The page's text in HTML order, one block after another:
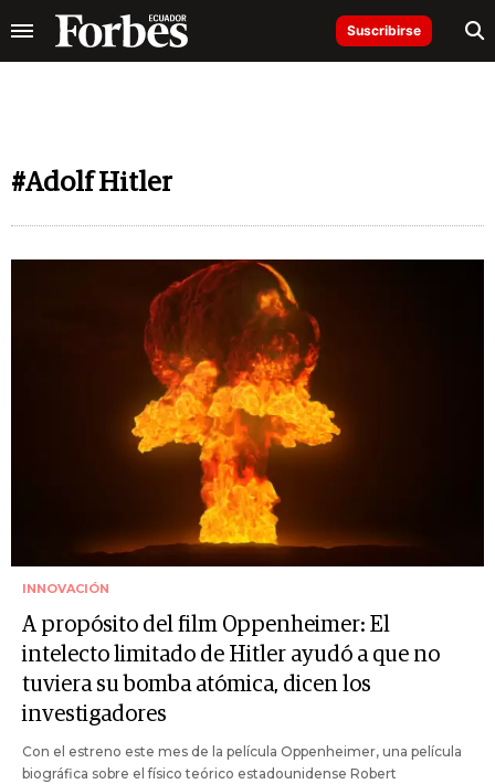
Suscribirse
#Adolf Hitler
INNOVACIÓN
A propósito del film Oppenheimer: El
intelecto limitado de Hitler ayudó a que no
tuviera su bomba atómica, dicen los
investigadores
Con el estreno este mes de la película Oppenheimer, una película
biográfica sobre el físico teórico estadounidense Robert